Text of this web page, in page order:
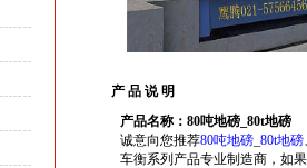
产 品 说 明
产品名称：80吨地磅_80t地磅
诚意向您推荐80吨地磅 80t地磅
车衡系列产品专业制造商，如